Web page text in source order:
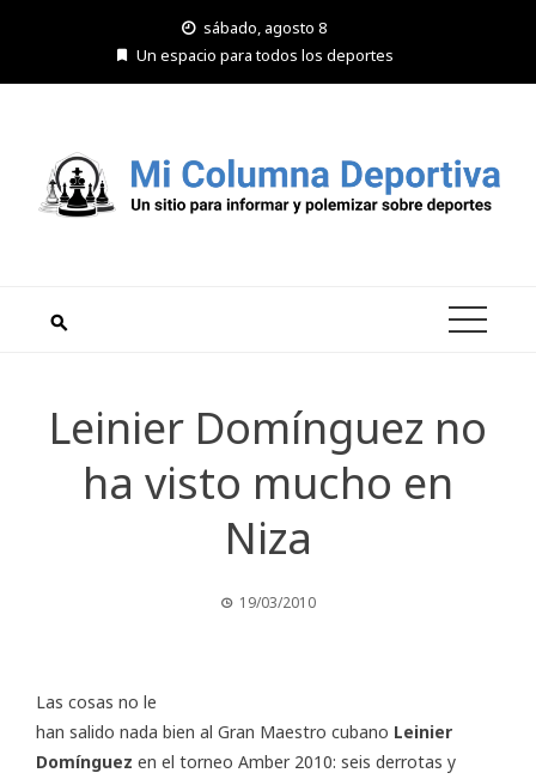
sábado, agosto 8
Un espacio para todos los deportes
Leinier Domínguez no
ha visto mucho en
Niza
19/03/2010
Las cosas no le
han salido nada bien al Gran Maestro cubano Leinier
Domínguez en el torneo Amber 2010: seis derrotas y